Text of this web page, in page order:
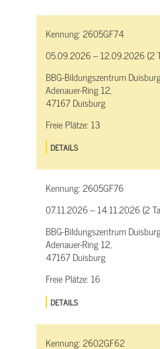
Kennung:2605GF74
05.09.2026 – 12.09.2026 (2
BBG-Bildungszentrum
Adenauer-Ring 12,
47167 Duisburg
Freie Plätze: 13
DETAILS
Kennung:2605GF76
07.11.2026 – 14.11.2026 (2
BBG-Bildungszentrum
Adenauer-Ring 12,
47167 Duisburg
Freie Plätze: 16
DETAILS
Kennung:2602GF62